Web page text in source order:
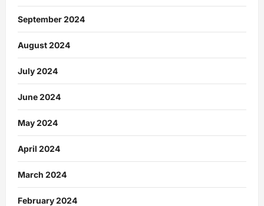
September 2024
August 2024
July 2024
June 2024
May 2024
April 2024
March 2024
February 2024